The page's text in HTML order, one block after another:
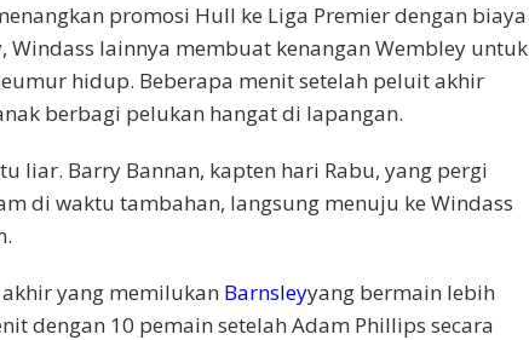
promosi Hull ke Liga Premier dengan biaya
Windass lainnya membuat kenangan Wembley untuk
hidup. Beberapa menit setelah peluit akhir
berbagi pelukan hangat di lapangan.
liar. Barry Bannan, kapten hari Rabu, yang pergi
di waktu tambahan, langsung menuju ke Windass
yang memilukan Barnsleyyang bermain lebih
dengan 10 pemain setelah Adam Phillips secara